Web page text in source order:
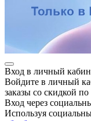
Вход в личный
Войдите в личный
заказы со скидкой
Вход через
Используя